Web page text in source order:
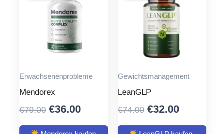
Erwachsenenprobleme
Mendorex
€79.00 Original
price
€36.00Current
price
Gewichtsmanagement
LeanGLP
€74.00 Original
price
€32.00Current
price